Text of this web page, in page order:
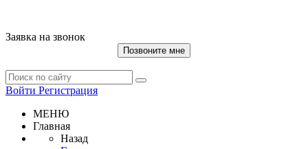
Заявка на звонок
Позвоните мне
Войти Регистрация
МЕНЮ
Главная
Назад